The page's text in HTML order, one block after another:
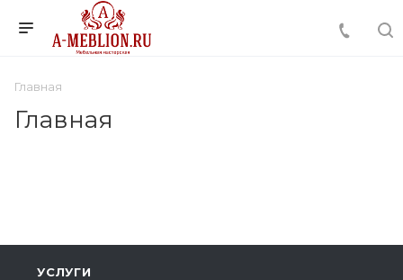
Главная
Главная
УСЛУГИ